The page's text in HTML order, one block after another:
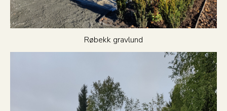
Røbekk gravlund